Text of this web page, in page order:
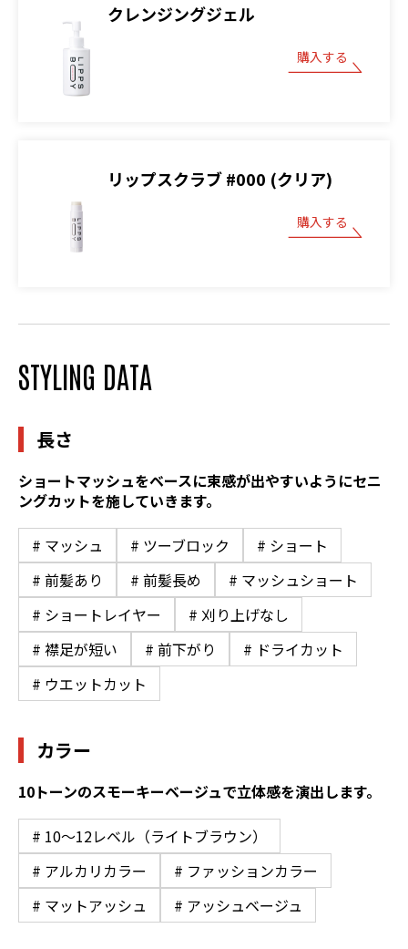
クレンジングジェル
購入する
リップスクラブ #000 (クリア)
購入する
STYLING DATA
長さ
ショートマッシュをベースに束感が出やすいようにセニ
ングカットを施していきます。
# マッシュ # ツーブロック
# ショート
# 前髪あり
# 前髪長め
# マッシュショート
# ショートレイヤー
# 刈り上げなし
# 襟足が短い
# 前下がり
# ドライカット
# ウエットカット
カラー
10トーンのスモーキーベージュで立体感を演出します。
# 10〜12レベル（ライトブラウン）
# アルカリカラー
# ファッションカラー
# マットアッシュ
# アッシュベージュ